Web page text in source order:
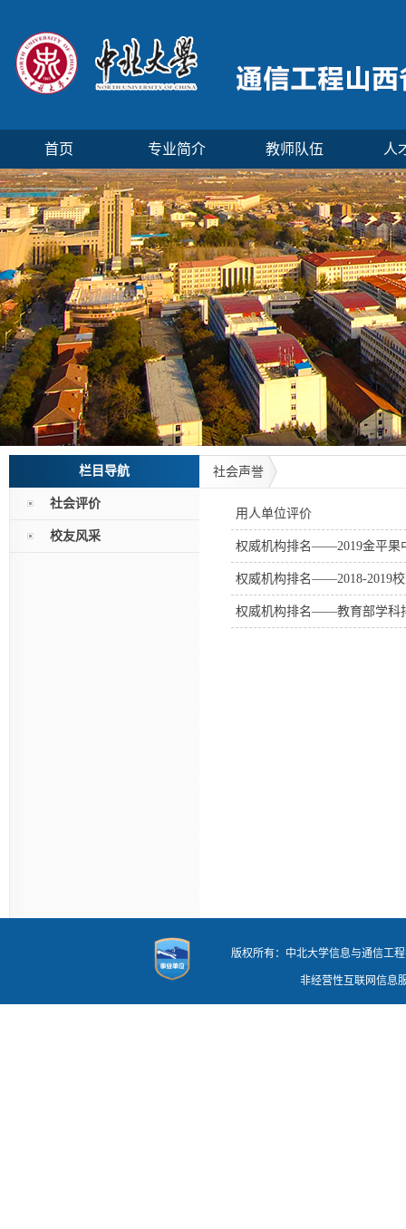
首页 专业简介 教师队伍 人
栏目导航
社会评价
校友风采
社会声誉
用人单位评价
权威机构排名——2019金平果
权威机构排名——2018-2019
权威机构排名——教育部学科
版权所有：中北大学信息与通信工
非经营性互联网信息